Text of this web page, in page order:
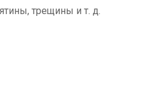
трещины и т. д.